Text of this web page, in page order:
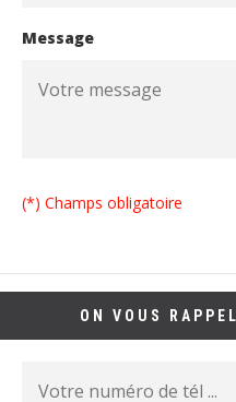
Message
(*) Champs obligatoire
ON VOUS